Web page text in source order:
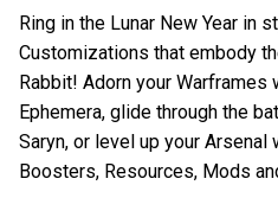
Ring in the Lunar New Year in
Customizations that embody
Rabbit! Adorn your
Ephemera, glide through the
Saryn, or level up your
Boosters, Resources, Mods